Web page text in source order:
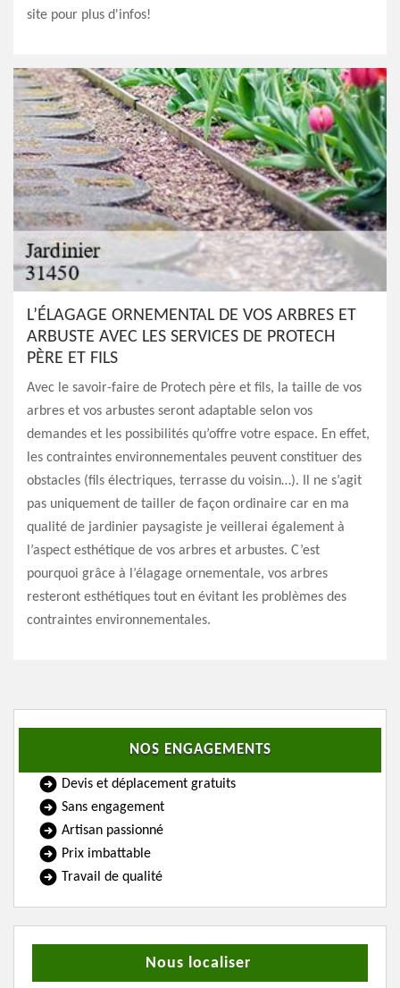
site pour plus d'infos!
L’ÉLAGAGE ORNEMENTAL DE VOS ARBRES ET
ARBUSTE AVEC LES SERVICES DE PROTECH
PÈRE ET FILS
Avec le savoir-faire de Protech père et fils, la taille de vos
arbres et vos arbustes seront adaptable selon vos
demandes et les possibilités qu’offre votre espace. En effet,
les contraintes environnementales peuvent constituer des
obstacles (fils électriques, terrasse du voisin…). Il ne s’agit
pas uniquement de tailler de façon ordinaire car en ma
qualité de jardinier paysagiste je veillerai également à
l’aspect esthétique de vos arbres et arbustes. C’est
pourquoi grâce à l’élagage ornementale, vos arbres
resteront esthétiques tout en évitant les problèmes des
contraintes environnementales.
NOS ENGAGEMENTS
Devis et déplacement gratuits
Sans engagement
Artisan passionné
Prix imbattable
Travail de qualité
Nous localiser